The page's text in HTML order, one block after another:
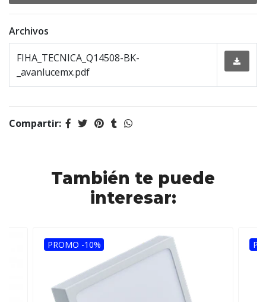
Archivos
FIHA_TECNICA_Q14508-BK-
_avanlucemx.pdf
Compartir:
También te puede
interesar:
PROMO -10%